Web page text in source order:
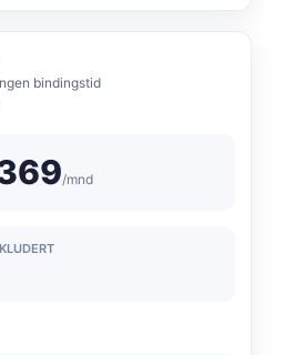
bindingstid
/mnd